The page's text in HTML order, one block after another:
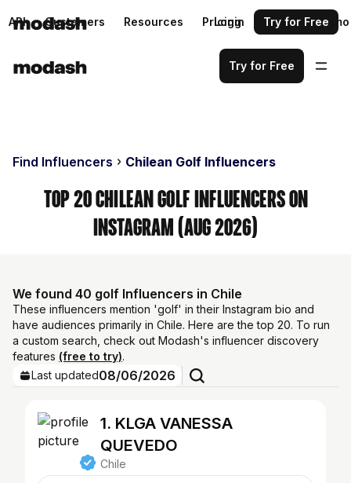
API Customers Resources Pricing Request a demo
Login Try for Free
Try for Free
Find Influencers Chilean Golf Influencers
Top 20 Chilean Golf Influencers on
Instagram (Aug 2026)
We found 40 golf Influencers in Chile
These influencers mention 'golf' in their Instagram bio and
have audiences primarily in Chile. Here are the top 20. To run
a custom search, check out Modash's influencer discovery
features (free to try).
Last updated08/06/2026
1. KLGA VANESSA
QUEVEDO
Chile